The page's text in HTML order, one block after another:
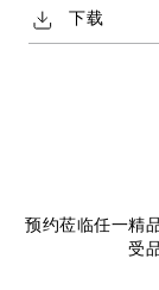
下载
预约莅临任一精
受